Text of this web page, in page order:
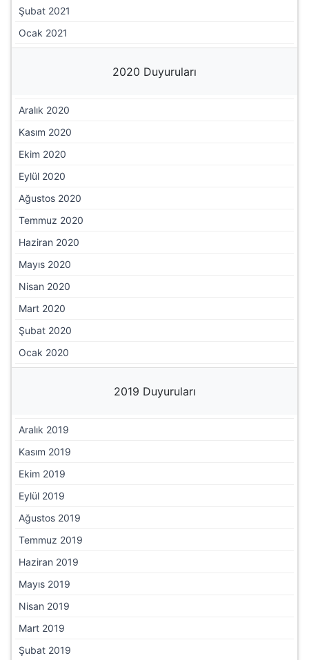
Şubat 2021
Ocak 2021
2020 Duyuruları
Aralık 2020
Kasım 2020
Ekim 2020
Eylül 2020
Ağustos 2020
Temmuz 2020
Haziran 2020
Mayıs 2020
Nisan 2020
Mart 2020
Şubat 2020
Ocak 2020
2019 Duyuruları
Aralık 2019
Kasım 2019
Ekim 2019
Eylül 2019
Ağustos 2019
Temmuz 2019
Haziran 2019
Mayıs 2019
Nisan 2019
Mart 2019
Şubat 2019